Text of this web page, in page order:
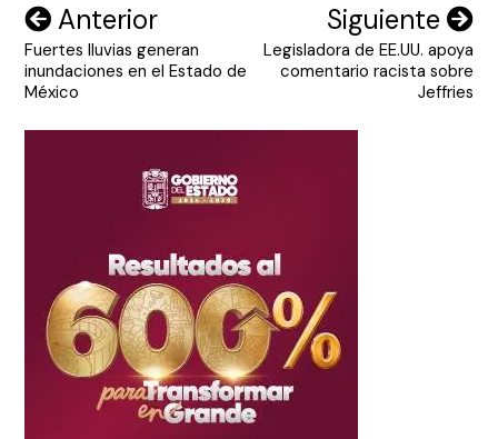
Navegación
de
entradas
Anterior
Fuertes lluvias generan
inundaciones en el Estado de
México
Siguiente
Legisladora de EE.UU. apoya
comentario racista sobre
Jeffries